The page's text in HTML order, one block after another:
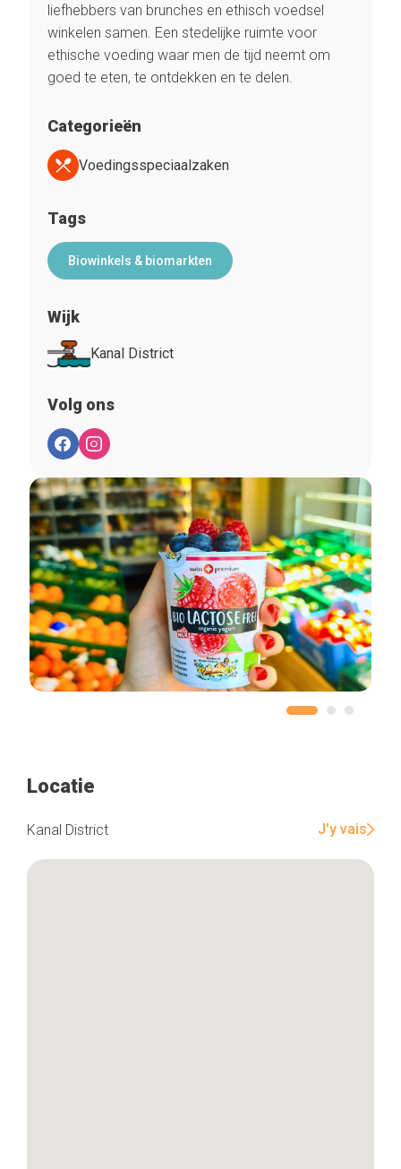
Home
De beste adressen
Blog
Winkelwijken
Tops 10
liefhebbers van brunches en ethisch voedsel
winkelen samen. Een stedelijke ruimte voor
ethische voeding waar men de tijd neemt om
goed te eten, te ontdekken en te delen.
Categorieën
Voedingsspeciaalzaken
Tags
Biowinkels & biomarkten
Wijk
Kanal District
Volg ons
Locatie
Kanal District J'y vais